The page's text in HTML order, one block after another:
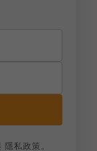
隱私政策 。